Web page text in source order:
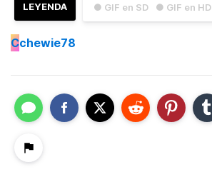
● GIF en SD ● GIF en HD
LEYENDA
Cchewie78